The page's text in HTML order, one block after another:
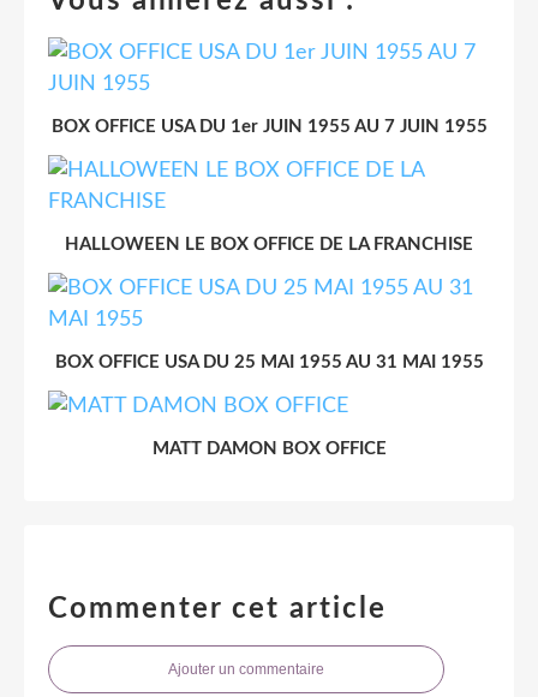
BOX OFFICE USA DU 1er JUIN 1955 AU 7 JUIN 1955
HALLOWEEN LE BOX OFFICE DE LA FRANCHISE
BOX OFFICE USA DU 25 MAI 1955 AU 31 MAI 1955
MATT DAMON BOX OFFICE
Commenter cet article
Ajouter un commentaire